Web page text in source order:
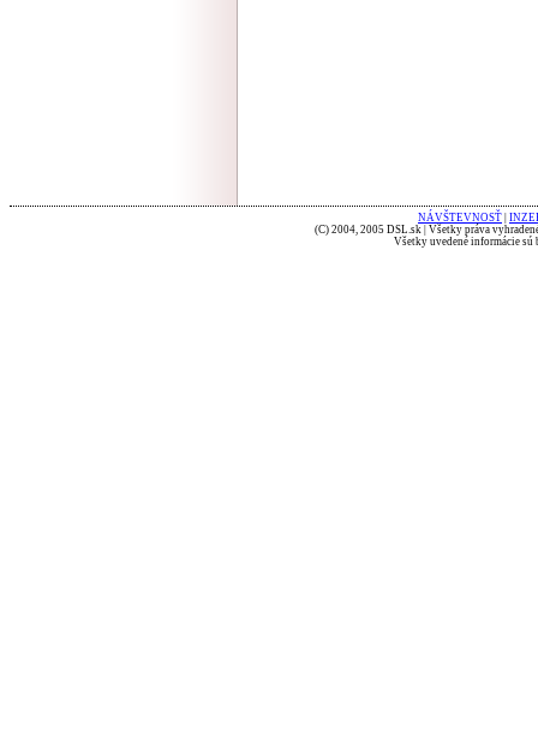
NÁVŠTEVNOSŤ
(C) 2004, 2005 DSL.sk | Všetky práva
Všetky uvedené informácie sú